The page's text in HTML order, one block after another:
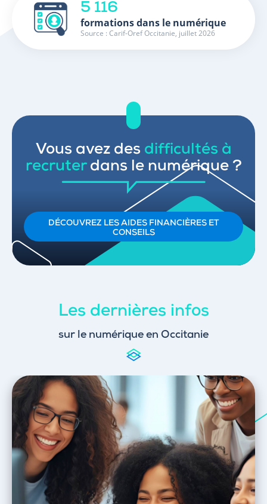
5 116
formations dans le numérique
Source : Carif-Oref Occitanie, juillet 2026
Vous avez des difficultés à
recruterdans le numérique ?
DÉCOUVREZ LES AIDES FINANCIÈRES ET
CONSEILS
Les dernières infos
sur le numérique en Occitanie